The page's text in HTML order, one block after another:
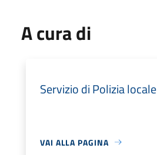
A cura di
Servizio di Polizia locale
VAI ALLA PAGINA